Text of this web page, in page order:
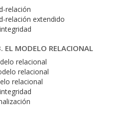
relación
relación extendido
EL MODELO RELACIONAL
relacional
relacional
relacional